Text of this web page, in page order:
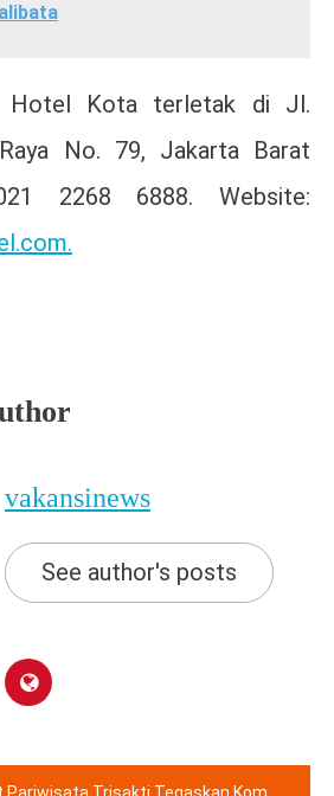
Hotel Kota terletak di Jl.
No. 79, Jakarta Barat
2268 6888. Website:
vakansinews
See author's posts
Trisakti Tegaskan Komitmen Keunggulan Dalam Acara Halal Bihalal